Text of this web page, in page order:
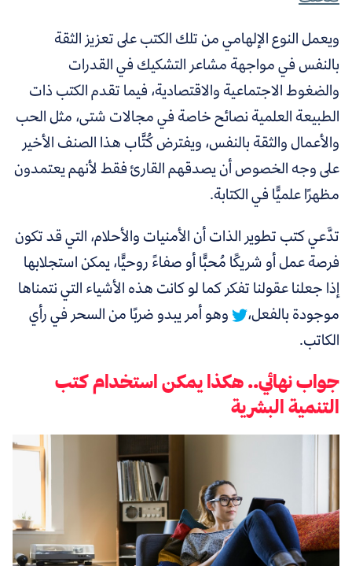
ويعمل النوع الإلهامي من تلك الكتب على تعزيز الثقة
بالنفس في مواجهة مشاعر التشكيك في القدرات
والضغوط الاجتماعية والاقتصادية، فيما تقدم الكتب ذات
الطبيعة العلمية نصائح خاصة في مجالات شتى، مثل الحب
والأعمال والثقة بالنفس، ويفترض كُتَّاب هذا الصنف الأخير
على وجه الخصوص أن يصدقهم القارئ فقط لأنهم يعتمدون
مظهرًا علميًّا في الكتابة.
تدَّعي كتب تطوير الذات أن الأمنيات والأحلام، التي قد تكون
فرصة عمل أو شريكًا مُحبًّا أو صفاءً روحيًّا، يمكن استجلابها
إذا جعلنا عقولنا تفكر كما لو كانت هذه الأشياء التي نتمناها
موجودة بالفعل،
وهو أمر يبدو ضربًا من السحر في رأي
الكاتب.
جواب نهائي.. هكذا يمكن استخدام كتب
التنمية البشرية